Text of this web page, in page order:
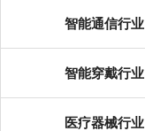
智能通信行业
智能穿戴行业
医疗器械行业